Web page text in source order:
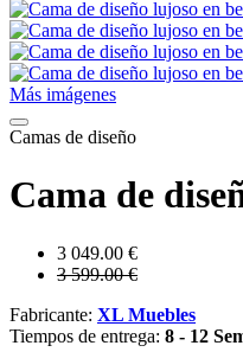
Más imágenes
Camas de diseño
Cama de
3 049.00 €
3 599.00 €
Fabricante: XL Muebles
Tiempos de entrega: 8 - 12